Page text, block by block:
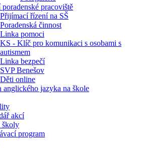
pracoviště
Přijímací řízení na SŠ
Poradenská činnost
Linka pomoci
KS - Klíč pro komunikaci s osobami s
autismem
Linka bezpečí
SVP Benešov
Děti online
anglického jazyka na škole
akcí
školy
program